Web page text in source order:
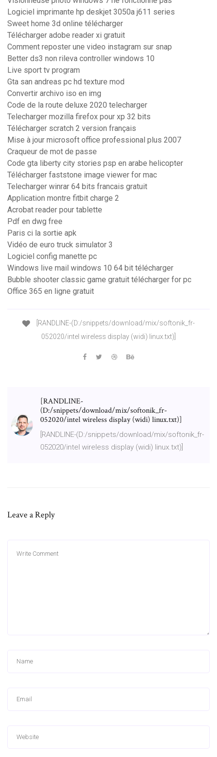
Logiciel imprimante hp deskjet 3050a j611 series
Sweet home 3d online télécharger
Télécharger adobe reader xi gratuit
Comment reposter une video instagram sur snap
Better ds3 non rileva controller windows 10
Live sport tv program
Gta san andreas pc hd texture mod
Convertir archivo iso en img
Code de la route deluxe 2020 telecharger
Telecharger mozilla firefox pour xp 32 bits
Télécharger scratch 2 version français
Mise à jour microsoft office professional plus 2007
Craqueur de mot de passe
Code gta liberty city stories psp en arabe helicopter
Télécharger faststone image viewer for mac
Telecharger winrar 64 bits francais gratuit
Application montre fitbit charge 2
Acrobat reader pour tablette
Pdf en dwg free
Paris ci la sortie apk
Vidéo de euro truck simulator 3
Logiciel config manette pc
Windows live mail windows 10 64 bit télécharger
Bubble shooter classic game gratuit télécharger for pc
Office 365 en ligne gratuit
[RANDLINE-(D:/snippets/download/mix/softonik_fr-
052020/intel wireless display (widi) linux.txt)]
[RANDLINE-
(D:/snippets/download/mix/softonik_fr-
052020/intel wireless display (widi) linux.txt)]
[RANDLINE-(D:/snippets/download/mix/softonik_fr-
052020/intel wireless display (widi) linux.txt)]
Leave a Reply